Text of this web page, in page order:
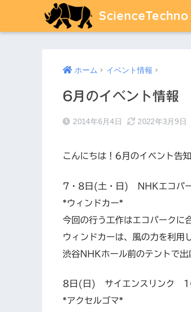
ScienceTechno
ホーム イベント情報
6月のイベント情報
2014年6月4日 2022年3月9日
こんにちは！6月のイベント告
7・8日(土・日) NHKエコ
*ウィンドカー*
今回の行う工作はエコパークに
ウィンドカーは、風の力を利用
渋谷NHKホール前のテントで出
8日(日) サイエンスリンク
*アクセルゴマ*